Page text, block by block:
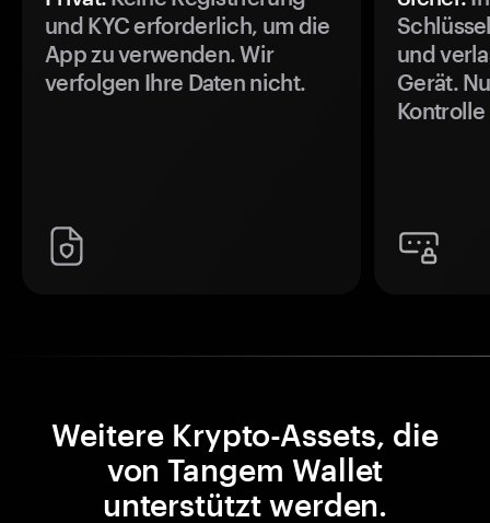
und KYC erforderlich, um die
App zu verwenden. Wir
verfolgen Ihre Daten nicht.
und
Gerät.
Weitere Krypto-Assets, die
von Tangem Wallet
unterstützt werden.